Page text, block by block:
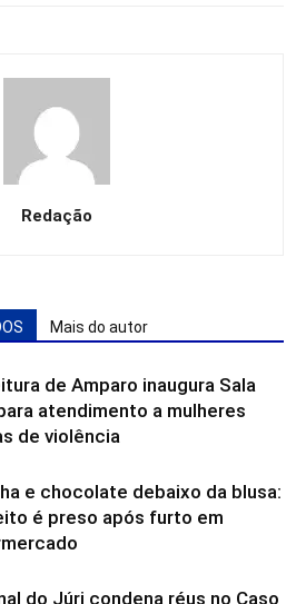
Redação
Mais do autor
de Amparo inaugura Sala
atendimento a mulheres
de violência
e chocolate debaixo da blusa:
é preso após furto em
do Júri condena réus no Caso